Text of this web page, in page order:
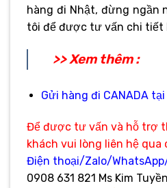
hàng đi Nhật, đừng ngần
tôi để được tư vấn chi tiết
>> Xem thêm :
Gửi hàng đi CANADA
Để được tư vấn và hỗ trợ
khách vui lòng liên hệ qua
Điện thoại/Zalo/
0908 631 821 Ms Kim Tuyền